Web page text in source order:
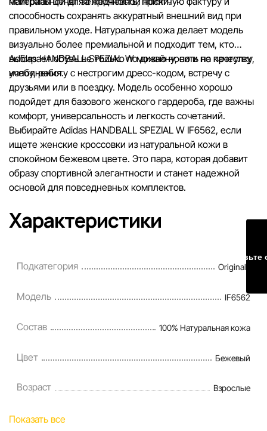
способность сохранять аккуратный внешний вид при
правильном уходе. Натуральная кожа делает модель
визуально более премиальной и подходит тем, кто
выбирает обувь не только по дизайну, но и по качеству
исполнения.
Adidas HANDBALL SPEZIAL W можно носить на прогулку,
учебу, работу с нестрогим дресс-кодом, встречу с
друзьями или в поездку. Модель особенно хорошо
подойдет для базового женского гардероба, где важны
комфорт, универсальность и легкость сочетаний.
Выбирайте Adidas HANDBALL SPEZIAL W IF6562, если
ищете женские кроссовки из натуральной кожи в
спокойном бежевом цвете. Это пара, которая добавит
образу спортивной элегантности и станет надежной
основой для повседневных комплектов.
Характеристики
Подкатегория Originals
Модель IF6562
Состав 100% Натуральная кожа
Цвет Бежевый
Возраст Взрослые
Показать все
Оставьте